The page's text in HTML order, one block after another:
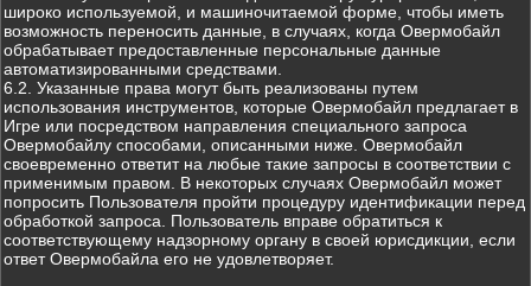
широко используемой, и машиночитаемой форме, чтобы иметь
возможность переносить данные, в случаях, когда Овермобайл
обрабатывает предоставленные персональные данные
автоматизированными средствами.
6.2. Указанные права могут быть реализованы путем
использования инструментов, которые Овермобайл предлагает в
Игре или посредством направления специального запроса
Овермобайлу способами, описанными ниже. Овермобайл
своевременно ответит на любые такие запросы в соответствии с
применимым правом. В некоторых случаях Овермобайл может
попросить Пользователя пройти процедуру идентификации перед
обработкой запроса. Пользователь вправе обратиться к
соответствующему надзорному органу в своей юрисдикции, если
ответ Овермобайла его не удовлетворяет.